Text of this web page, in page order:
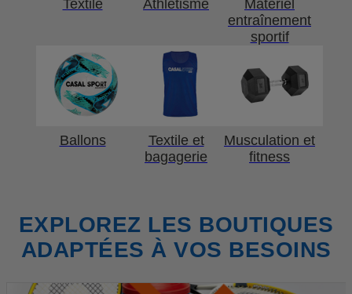
Textile Athlétisme
Matériel
entraînement
sportif
Ballons
Textile et
bagagerie
Musculation et
fitness
EXPLOREZ LES BOUTIQUES
ADAPTÉES À VOS BESOINS